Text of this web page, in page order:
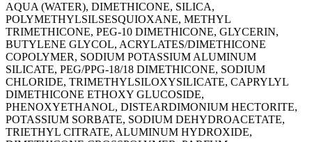
AQUA (WATER), DIMETHICONE, SILICA,
POLYMETHYLSILSESQUIOXANE, METHYL
TRIMETHICONE, PEG-10 DIMETHICONE, GLYCERIN,
BUTYLENE GLYCOL, ACRYLATES/DIMETHICONE
COPOLYMER, SODIUM POTASSIUM ALUMINUM
SILICATE, PEG/PPG-18/18 DIMETHICONE, SODIUM
CHLORIDE, TRIMETHYLSILOXYSILICATE, CAPRYLYL
DIMETHICONE ETHOXY GLUCOSIDE,
PHENOXYETHANOL, DISTEARDIMONIUM HECTORITE,
POTASSIUM SORBATE, SODIUM DEHYDROACETATE,
TRIETHYL CITRATE, ALUMINUM HYDROXIDE,